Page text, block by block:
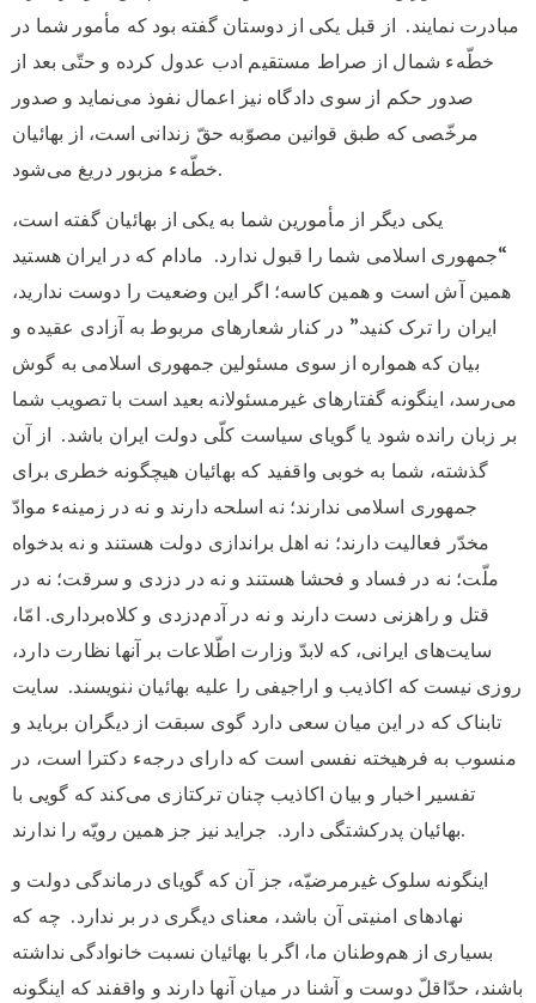
مبادرت نمایند. از قبل یکی از دوستان گفته بود که مأمور شما در
خطّهء شمال از صراط مستقیم ادب عدول کرده و حتّی بعد از
صدور حکم از سوی دادگاه نیز اعمال نفوذ می‌نماید و صدور
مرخّصی که طبق قوانین مصوّبه حقّ زندانی است، از بهائیان
خطّهء مزبور دریغ می‌شود.
یکی دیگر از مأمورین شما به یکی از بهائیان گفته است،
“جمهوری اسلامی شما را قبول ندارد. مادام که در ایران هستید
همین آش است و همین کاسه؛ اگر این وضعیت را دوست ندارید،
ایران را ترک کنید.” در کنار شعارهای مربوط به آزادی عقیده و
بیان که همواره از سوی مسئولین جمهوری اسلامی به گوش
می‌رسد، اینگونه گفتارهای غیرمسئولانه بعید است با تصویب شما
بر زبان رانده شود یا گویای سیاست کلّی دولت ایران باشد. از آن
گذشته، شما به خوبی واقفید که بهائیان هیچگونه خطری برای
جمهوری اسلامی ندارند؛ نه اسلحه دارند و نه در زمینهء موادّ
مخدّر فعالیت دارند؛ نه اهل براندازی دولت هستند و نه بدخواه
ملّت؛ نه در فساد و فحشا هستند و نه در دزدی و سرقت؛ نه در
قتل و راهزنی دست دارند و نه در آدم‌دزدی و کلاه‌برداری. امّا،
سایت‌های ایرانی، که لابدّ وزارت اطّلاعات بر آنها نظارت دارد،
روزی نیست که اکاذیب و اراجیفی را علیه بهائیان ننویسند. سایت
تابناک که در این میان سعی دارد گوی سبقت از دیگران برباید و
منسوب به فرهیخته نفسی است که دارای درجهء دکترا است، در
تفسیر اخبار و بیان اکاذیب چنان ترکتازی می‌کند که گویی با
بهائیان پدرکشتگی دارد.جراید نیز جز همین رویّه را ندارند.
اینگونه سلوک غیرمرضیّه، جز آن که گویای درماندگی دولت و
نهادهای امنیتی آن باشد، معنای دیگری در بر ندارد. چه که
بسیاری از هم‌وطنان ما، اگر با بهائیان نسبت خانوادگی نداشته
باشند، حدّاقلّ دوست و آشنا در میان آنها دارند و واقفند که اینگونه